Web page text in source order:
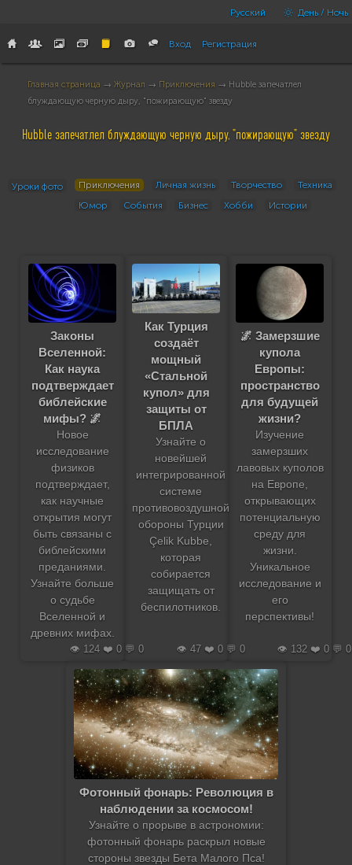
Русский День / Ночь
Вход Регистрация
Главная страница → Журнал → Приключения → Hubble запечатлел
блуждающую черную дыру, "пожирающую" звезду
Hubble запечатлел блуждающую черную дыру, "пожирающую" звезду
Уроки фото Приключения Личная жизнь Творчество
Техника
Юмор
События Бизнес Хобби Истории
Законы
Вселенной:
Как наука
подтверждает
библейские
мифы? 🌌
Новое
исследование
физиков
подтверждает,
как научные
открытия могут
быть связаны с
библейскими
преданиями.
Узнайте больше
о судьбе
Вселенной и
древних мифах.
👁️ 124 ❤️ 0 💬 0
Как Турция
создаёт
мощный
«Стальной
купол» для
защиты от
БПЛА
Узнайте о
новейшей
интегрированной
системе
противовоздушной
обороны Турции
Çelik Kubbe,
которая
собирается
защищать от
беспилотников.
👁️ 47 ❤️ 0 💬 0
🌌 Замерзшие
купола
Европы:
пространство
для будущей
жизни?
Изучение
замерзших
лавовых куполов
на Европе,
открывающих
потенциальную
среду для
жизни.
Уникальное
исследование и
его
перспективы!
👁️ 132 ❤️ 0 💬 0
Фотонный фонарь: Революция в
наблюдении за космосом!
Узнайте о прорыве в астрономии:
фотонный фонарь раскрыл новые
стороны звезды Бета Малого Пса!